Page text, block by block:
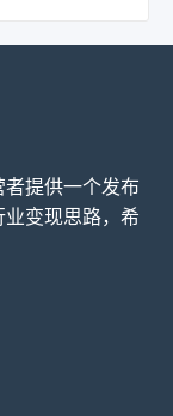
提供一个发布
变现思路，希